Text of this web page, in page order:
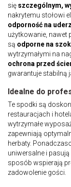
się szczególnym,
nakrytemu stołowi
odporność na
użytkowanie,
są odporne na
wytrzymałymi na
ochrona przed
gwarantuje stabilną
Idealne do
Te spodki są
restauracjach i
wytrzymałe
zapewniają
herbaty.
uniwersalne i
sposób wspierają
zadowolenie gości.